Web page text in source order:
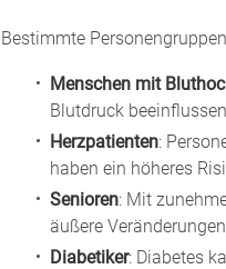
Bestimmte
Menschen mit
Blutdruck
Herzpatienten:
haben ein höheres
Senioren: Mit
äußere
Diabetiker: Diabetes